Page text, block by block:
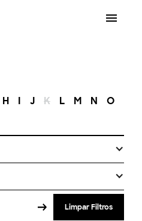
H I J K L M N O
Limpar Filtros